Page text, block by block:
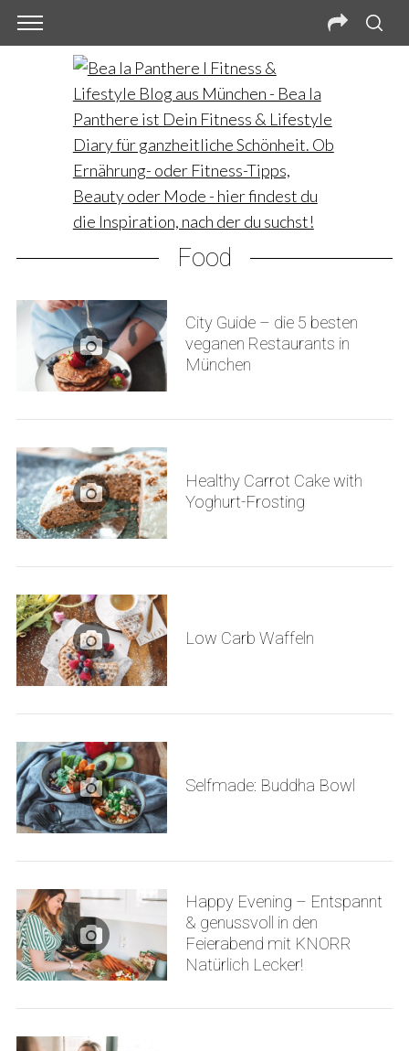
Food
City Guide – die 5 besten
veganen Restaurants in
München
Healthy Carrot Cake with
Yoghurt-Frosting
Low Carb Waffeln
Selfmade: Buddha Bowl
Happy Evening – Entspannt
& genussvoll in den
Feierabend mit KNORR
Natürlich Lecker!